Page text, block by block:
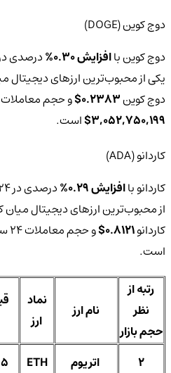
دوج‌ کوین (DOGE)
دوج‌ کوین باافزایش 0.30%
یکی از محبوب‌ترین ارزهای دیجیتال
دوج‌ کوین‌0.2383$ و حجم معاملات 24 ساعته آن
3,052,750,199$ است.
کاردانو (ADA)
کاردانو باافزایش 0.29%
از محبوب‌ترین ارزهای دیجیتال
کاردانو‌0.8121$ و حجم معاملات 24 ساعته آن
است.
نماد
ارز
نام ارز
رتبه از
نظر
حجم بازار
ETH
2